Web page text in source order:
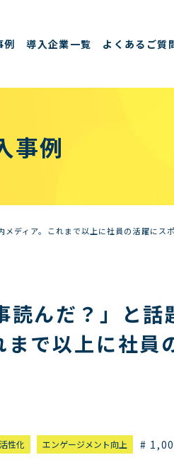
例 導入企業一覧 よくあるご質
事例
ディア。これまで以上に社員の活躍にス
読んだ？」と話
まで以上に社員
性化 エンゲージメント向上
#